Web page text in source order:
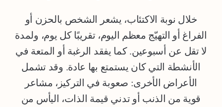
خلال نوبة الاكتئاب، يشعر الشخص بالحزن أو
الفراغ أو التهيّج معظم اليوم، تقريبًا كل يوم، ولمدة
لا تقل عن أسبوعين. كما يفقد الرغبة أو المتعة في
الأنشطة التي كان يستمتع بها عادة. وقد تشمل
الأعراض الأخرى: صعوبة في التركيز، مشاعر
قوية من الذنب أو تدني قيمة الذات، اليأس من